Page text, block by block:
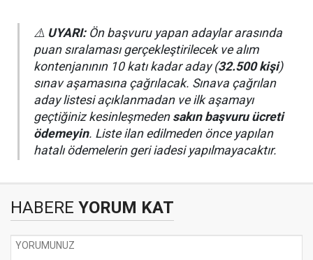
⚠️ UYARI:Ön başvuru yapan adaylar arasında
puan sıralaması gerçekleştirilecek ve alım
kontenjanının 10 katı kadar aday (32.500 kişi)
sınav aşamasına çağrılacak. Sınava çağrılan
aday listesi açıklanmadan ve ilk aşamayı
geçtiğiniz kesinleşmeden sakın başvuru ücreti
ödemeyin. Liste ilan edilmeden önce yapılan
hatalı ödemelerin geri iadesi yapılmayacaktır.
HABERE YORUM KAT